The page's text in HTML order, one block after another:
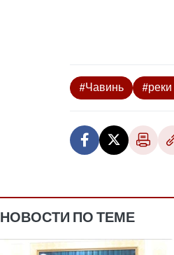
#Чавинь
НОВОСТИ ПО ТЕМЕ